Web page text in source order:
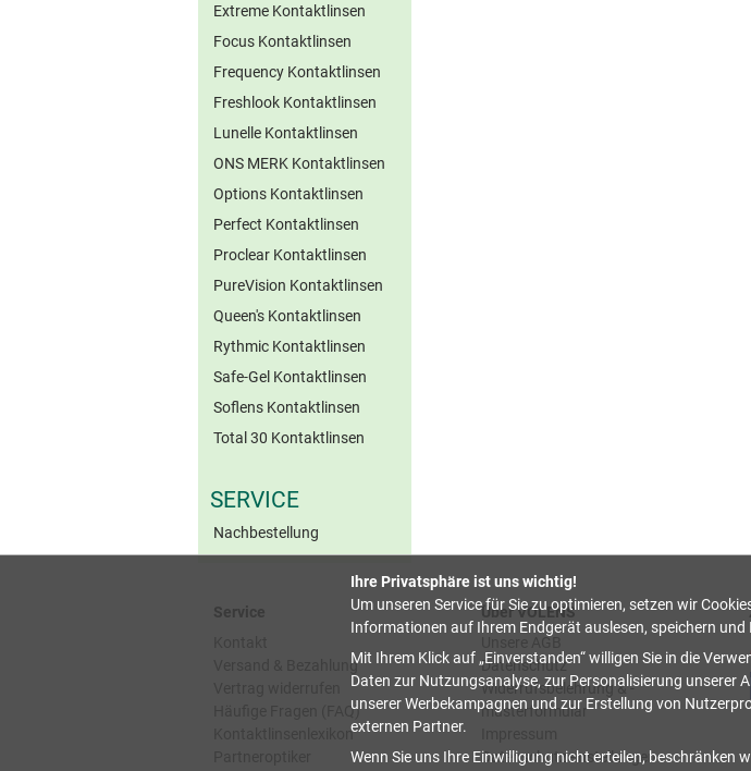
Extreme Kontaktlinsen
Focus Kontaktlinsen
Frequency Kontaktlinsen
Freshlook Kontaktlinsen
Lunelle Kontaktlinsen
ONS MERK Kontaktlinsen
Options Kontaktlinsen
Perfect Kontaktlinsen
Proclear Kontaktlinsen
PureVision Kontaktlinsen
Queen's Kontaktlinsen
Rythmic Kontaktlinsen
Safe-Gel Kontaktlinsen
Soflens Kontaktlinsen
Total 30 Kontaktlinsen
SERVICE
Nachbestellung
Service
Versand & Bezahlung
Häufige Fragen (FAQ)
Kontaktlinsenlexikon
Über VOLENS
Datenschutz
Widerrufsbelehrung & -
musterformular
Datenschutzeinstellungen
Ihre Privatsphäre ist uns wichtig!
Um unseren Service für Sie zu optimieren, setzen wir
Informationen auf Ihrem Endgerät auslesen, speichern
Mit Ihrem Klick auf Einverstanden willigen Sie in die
Daten zur Nutzungsanalyse, zur Personalisierung unserer
unserer Werbekampagnen und zur Erstellung von
externen Partner.
Wenn Sie uns Ihre Einwilligung nicht erteilen, beschränken